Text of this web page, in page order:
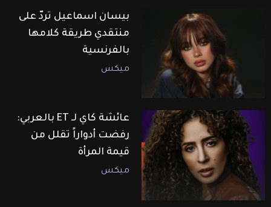
بيسان اسماعيل تردّ على
منتقدي طريقة كلامها
بالفرنسية
ميكس
عائشة كاي لـ ET بالعربي:
رفضت أدواراً تقلل من
قيمة المرأة
ميكس